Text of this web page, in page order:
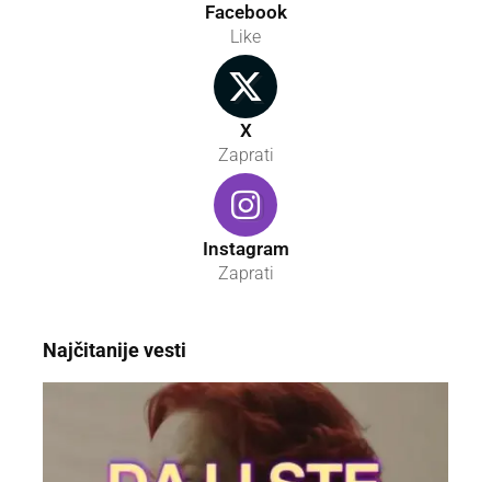
Facebook
Like
X
Zaprati
Instagram
Zaprati
Najčitanije vesti